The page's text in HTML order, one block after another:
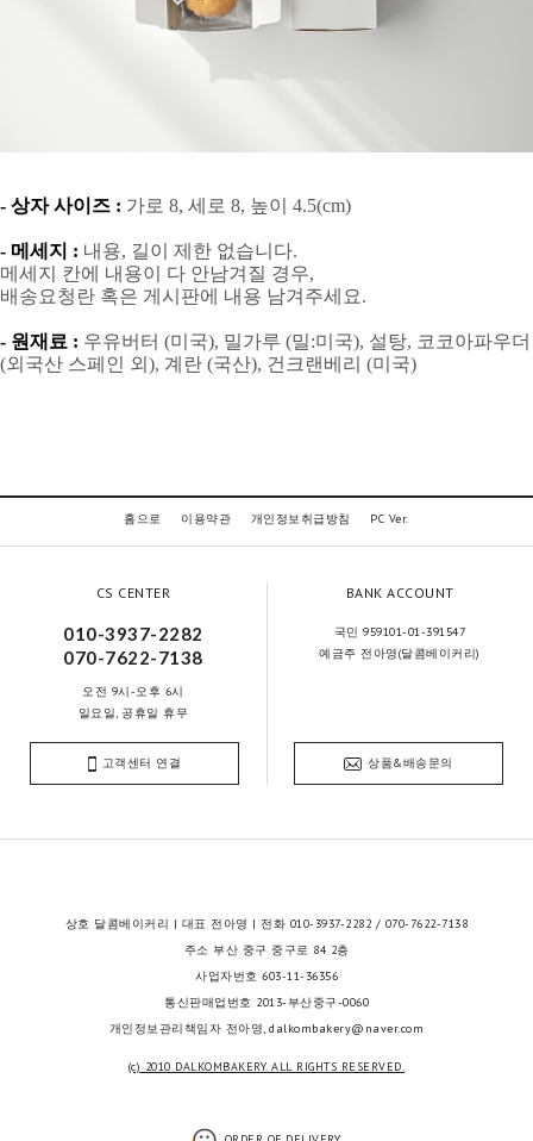
- 상자 사이즈 : 가로 8, 세로 8, 높이 4.5(cm)
- 메세지 : 내용, 길이 제한 없습니다.
메세지 칸에 내용이 다 안남겨질 경우,
배송요청란 혹은 게시판에 내용 남겨주세요.
- 원재료 : 우유버터 (미국), 밀가루 (밀:미국), 설탕, 코코아파우더
(외국산 스페인 외), 계란 (국산), 건크랜베리 (미국)
홈으로 이용약관 개인정보취급방침 PC Ver.
CS CENTER
010-3937-2282
070-7622-7138
오전 9시-오후 6시
일요일, 공휴일 휴무
BANK ACCOUNT
국민 959101-01-391547
예금주 전아영(달콤베이커리)
고객센터 연결 상품&배송문의
상호 달콤베이커리 | 대표 전아영 | 전화 010-3937-2282 / 070-7622-7138
주소 부산 중구 중구로 84 2층
사업자번호 603-11-36356
통신판매업번호 2013-부산중구-0060
개인정보관리책임자 전아영, dalkombakery@naver.com
(c) 2010 DALKOMBAKERY. ALL RIGHTS RESERVED.